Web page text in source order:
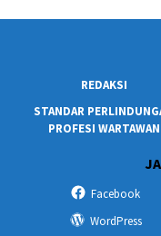
REDAKSI
STANDAR
PROFESI WARTAWAN
Facebook
WordPress